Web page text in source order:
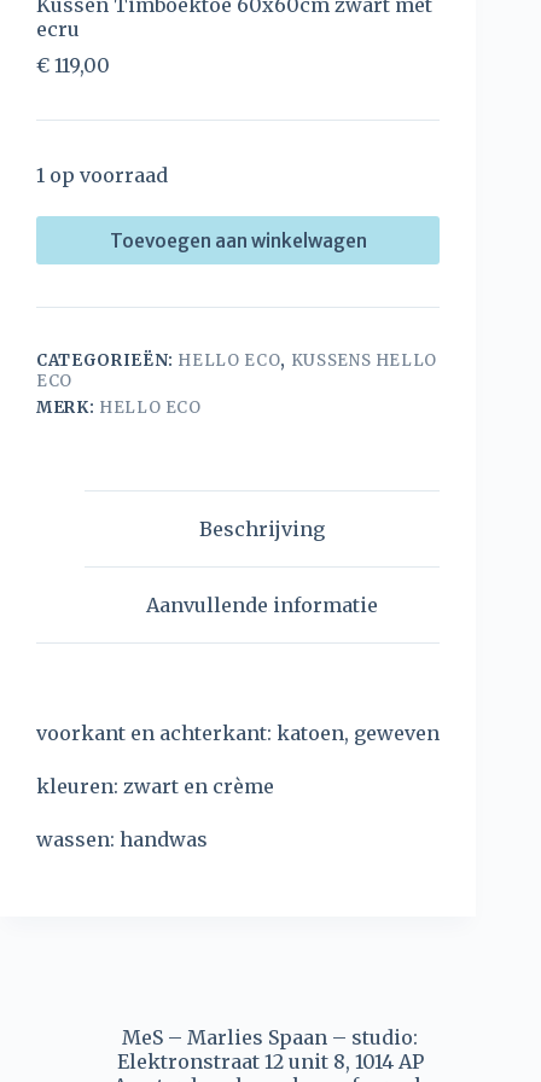
Kussen Timboektoe 60x60cm zwart met
ecru
€ 119,00
1 op voorraad
Toevoegen aan winkelwagen
CATEGORIEËN: HELLO ECO, KUSSENS HELLO
ECO
MERK: HELLO ECO
Beschrijving
Aanvullende informatie
voorkant en achterkant: katoen, geweven
kleuren: zwart en crème
wassen: handwas
MeS – Marlies Spaan – studio:
Elektronstraat 12 unit 8, 1014 AP